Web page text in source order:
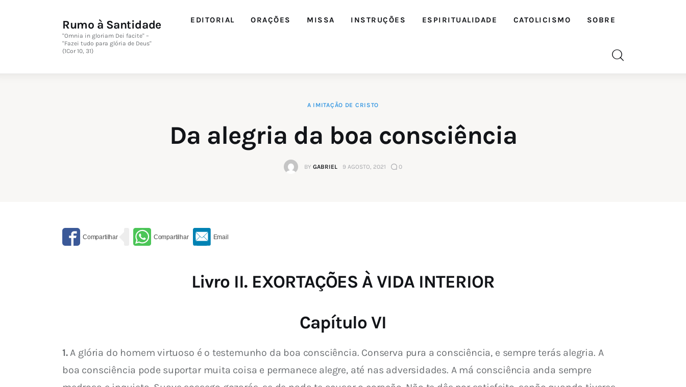
Rumo à Santidade
"Omnia in gloriam Dei facite" –
"Fazei tudo para glória de Deus"
(1Cor 10, 31)
EDITORIAL ORAÇÕES MISSA INSTRUÇÕES ESPIRITUALIDADE CATOLICISMO SOBRE
Editorial
Missa
Sobre
A IMITAÇÃO DE CRISTO
Da alegria da boa consciência
BY GABRIEL 9 AGOSTO, 2021 0
Livro II. EXORTAÇÕES À VIDA INTERIOR
Capítulo VI
1. A glória do homem virtuoso é o testemunho da boa consciência. Conserva pura a consciência, e sempre terás alegria. A
boa consciência pode suportar muita coisa e permanece alegre, até nas adversidades. A má consciência anda sempre